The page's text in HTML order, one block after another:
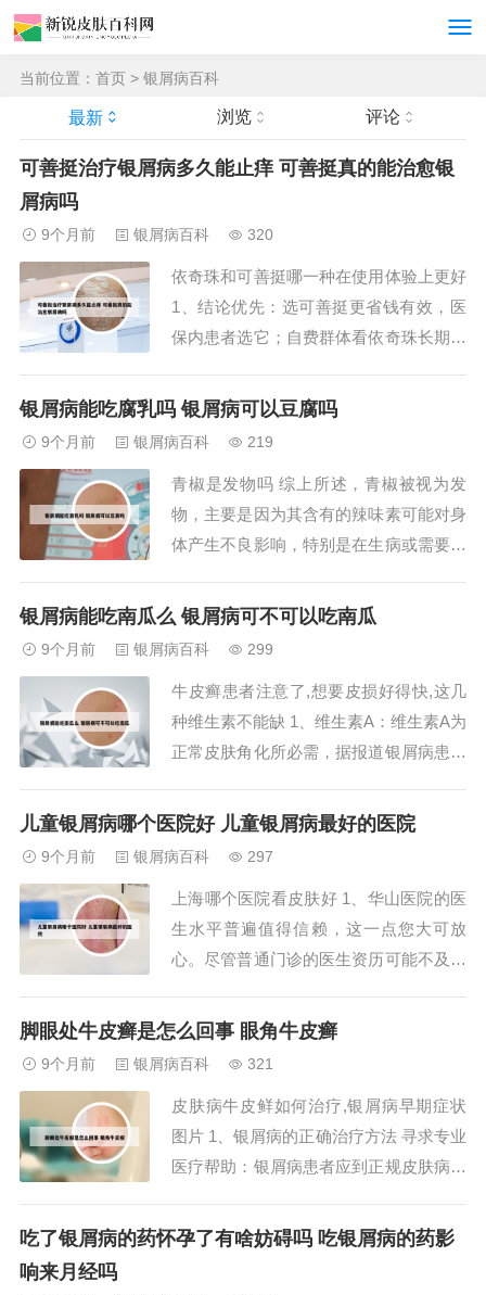
当前位置： 首页 > 银屑病百科
最新 浏览 评论
可善挺治疗银屑病多久能止痒 可善挺真的能治愈银
屑病吗
9个月前 银屑病百科 320
依奇珠和可善挺哪一种在使用体验上更好
1、结论优先：选可善挺更省钱有效，医
保内患者选它；自费群体看依奇珠长期稳
疗效需两手抓。从医保覆盖、起效速度和
挺」医保报销后更低 可善挺（司库奇尤
单抗）已纳入...
银屑病能吃腐乳吗 银屑病可以豆腐吗
9个月前 银屑病百科 219
青椒是发物吗 综上所述，青椒被视为发
物，主要是因为其含有的辣味素可能对身
体产生不良影响，特别是在生病或需要避
是关于青椒作为发物的具体解释：含有辣
情，使病情加重或旧病复发。影响病情：
对于生病的人...
银屑病能吃南瓜么 银屑病可不可以吃南瓜
9个月前 银屑病百科 299
牛皮癣患者注意了,想要皮损好得快,这几
种维生素不能缺 1、维生素A：维生素A为
正常皮肤角化所必需，据报道银屑病患者
患者在饮食中应多补充些富含维生素A的
的修复。2、促进细胞修复：某些维生
素，如维...
儿童银屑病哪个医院好 儿童银屑病最好的医院
9个月前 银屑病百科 297
上海哪个医院看皮肤好 1、华山医院的医
生水平普遍值得信赖，这一点您大可放
心。尽管普通门诊的医生资历可能不及专
富的经验和专业技能。选择普通门诊时，
2、上海皮肤科最厉害的三个医院分别是
复旦大学附属华...
脚眼处牛皮癣是怎么回事 眼角牛皮癣
9个月前 银屑病百科 321
皮肤病牛皮鲜如何治疗,银屑病早期症状
图片 1、银屑病的正确治疗方法 寻求专业
医疗帮助：银屑病患者应到正规皮肤病医
制定个性化的治疗方案。药物治疗：目
吃了银屑病的药怀孕了有啥妨碍吗 吃银屑病的药影
响来月经吗